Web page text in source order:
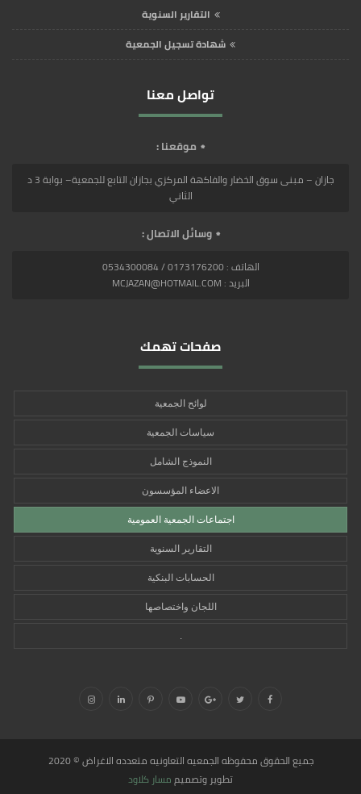
التقارير السنوية
شهادة تسجيل الجمعية
تواصل معنا
موقعنا :
جازان – مبنى سوق الخضار والفاكهة المركزي بجازان التابع للجمعية– بوابة 3 د
الثاني
وسائل الاتصال :
الهاتف : 0173176200 / 0534300084
البريد : MCJAZAN@HOTMAIL.COM
صفحات تهمك
لوائح الجمعية
سياسات الجمعية
النموذج الشامل
الاعضاء المؤسسون
اجتماعات الجمعية العمومية
التقارير السنوية
الحسابات البنكية
اللجان واختصاصها
.
جميع الحقوق محفوظهالجمعيه التعاونيه متعدده الاغراض© 2020
تطوير وتصميممسار كلاود